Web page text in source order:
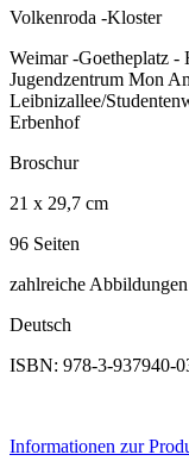
Volkenroda -Kloster
Weimar -Goetheplatz
Jugendzentrum Mon
Leibnizallee/
Erbenhof
Broschur
21 x 29,7 cm
96 Seiten
zahlreiche
Deutsch
ISBN: 978-3-937940-
Informationen zur